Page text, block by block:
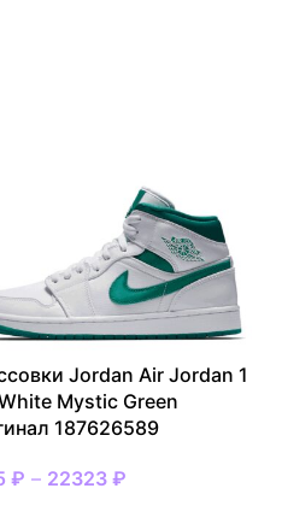
Jordan Air Jordan 1
Mystic Green
187626589
₽ – 22323₽